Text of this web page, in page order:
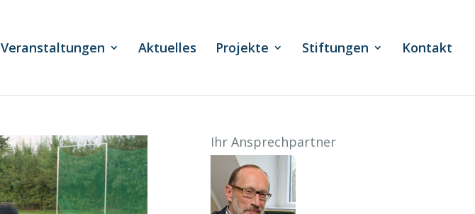
Veranstaltungen Aktuelles Projekte Stiftungen Kontakt
Ihr Ansprechpartner